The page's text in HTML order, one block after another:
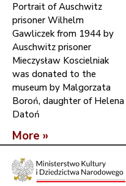
Portrait of Auschwitz
prisoner Wilhelm
Gawliczek from 1944 by
Auschwitz prisoner
Mieczysław Koscielniak
was donated to the
museum by Malgorzata
Boroń, daughter of Helena
Datoń
More »